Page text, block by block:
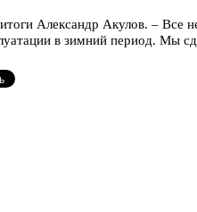
Александр Акулов. – Все
в зимний период. Мы